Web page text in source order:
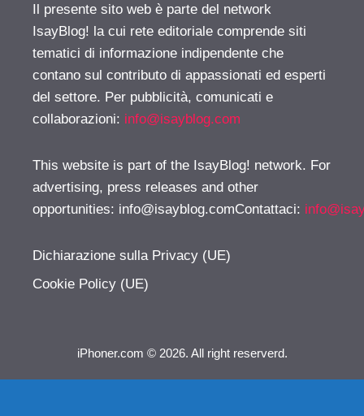
Il presente sito web è parte del network
IsayBlog! la cui rete editoriale comprende siti
tematici di informazione indipendente che
contano sul contributo di appassionati ed esperti
del settore. Per pubblicità, comunicati e
collaborazioni: info@isayblog.com
This website is part of the IsayBlog! network. For
advertising, press releases and other
opportunities: info@isayblog.comContattaci:
Dichiarazione sulla Privacy (UE)
Cookie Policy (UE)
iPhoner.com © 2026. All right reserverd.